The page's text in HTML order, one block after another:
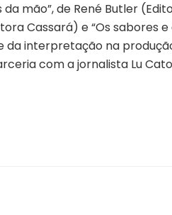
mão”, de René Butler
Cassará) e “Os sabores
da interpretação na
com a jornalista Lu